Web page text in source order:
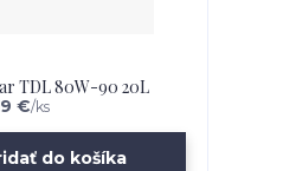
TDL 80W-90 20L
€/ks
do košíka